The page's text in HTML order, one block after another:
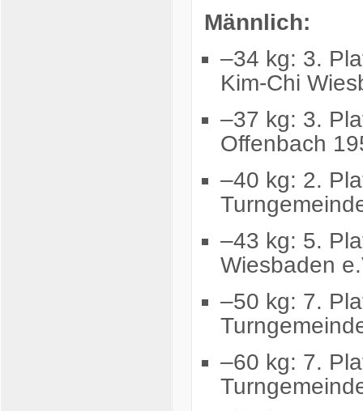
Männlich:
–34 kg: 3.
Kim-Chi
–37 kg: 3.
Offenbach
–40 kg: 2.
–43 kg: 5.
Wiesbaden
–50 kg: 7.
–60 kg: 7.